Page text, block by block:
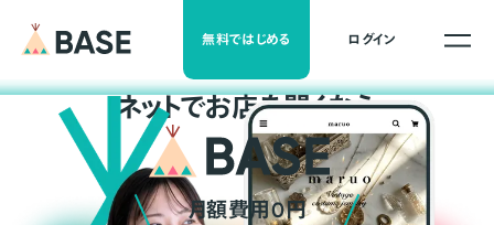
無料ではじめる ログイン
ネットでお店を開くなら
月額費用0円